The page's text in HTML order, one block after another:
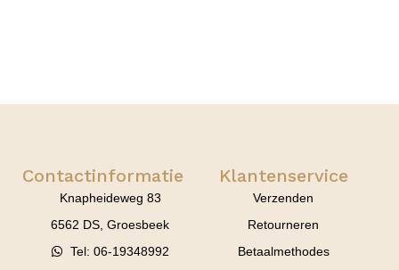
Contactinformatie
Knapheideweg 83
6562 DS, Groesbeek
Tel: 06-19348992
Klantenservice
Verzenden
Retourneren
Betaalmethodes